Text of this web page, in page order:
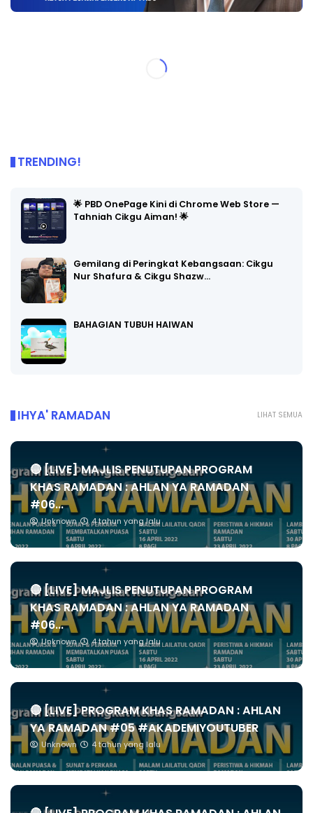
TRENDING!
🌟 PBD OnePage Kini di Chrome Web Store —
Tahniah Cikgu Aiman! 🌟
Gemilang di Peringkat Kebangsaan: Cikgu
Nur Shafura & Cikgu Shazw…
BAHAGIAN TUBUH HAIWAN
LIHAT SEMUA
IHYA' RAMADAN
🔴 [LIVE] MAJLIS PENUTUPAN PROGRAM
KHAS RAMADAN : AHLAN YA RAMADAN
#06...
Unknown 4 tahun yang lalu
🔴 [LIVE] MAJLIS PENUTUPAN PROGRAM
KHAS RAMADAN : AHLAN YA RAMADAN
#06...
Unknown 4 tahun yang lalu
🔴 [LIVE] PROGRAM KHAS RAMADAN : AHLAN
YA RAMADAN #05 #AKADEMIYOUTUBER
Unknown 4 tahun yang lalu